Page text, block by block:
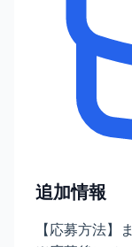
追加情報
【応募方法】